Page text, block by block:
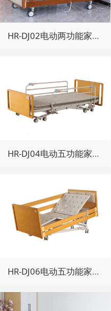
HR-DJ02电动两功能家居床
HR-DJ04电动五功能家居护理床
HR-DJ06电动五功能家居护理床